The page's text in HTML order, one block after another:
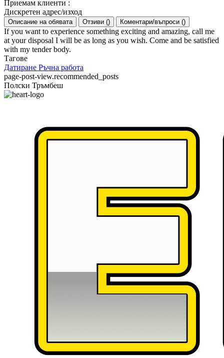
Приемам клиенти :
Дискретен адрес/изход
Описание на обявата Отзиви () Коментари/въпроси ()
If you want to experience something exciting and amazing, call me
at your disposal I will be as long as you wish. Come and be satisfied
with my tender body.
Тагове
Датиране Ръчна работа
page-post-view.recommended_posts
Полски Тръмбеш